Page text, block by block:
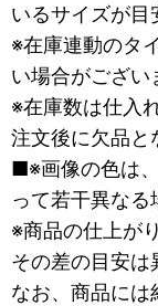
いるサイズが目
※在庫連動のタ
い場合がござい
※在庫数は仕入
注文後に欠品と
■※画像の色は
って若干異なる
※商品の仕上が
その差の目安は
なお、商品に